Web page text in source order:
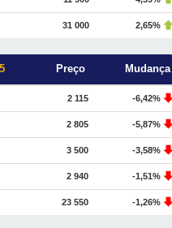
31 000 2,65%
Preço Mudança
2 115 -6,42%
2 805 -5,87%
3 500 -3,58%
2 940 -1,51%
23 550 -1,26%